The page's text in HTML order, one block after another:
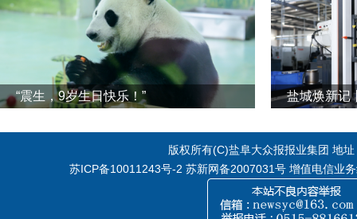
“震生，9岁生日快乐！”
版权所有(C)盐阜大众报报业集团 地
苏ICP备10011243号-2 苏新网备2007031号 增值电信业